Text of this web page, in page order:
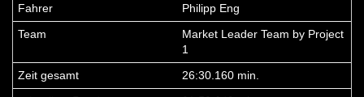
Philipp Eng
Market Leader Team by Project
1
26:30.160 min.